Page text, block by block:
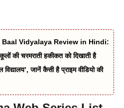
Baal Vidyalaya Review in Hindi:
की चरमराती हकीकत को दिखाती है
विद्यालय’, जानें कैसी है प्राइम वीडियो की